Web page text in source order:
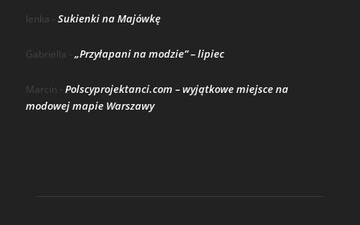
lenka - Sukienki na Majówkę
Gabriella - „Przyłapani na modzie” – lipiec
Marcin - Polscyprojektanci.com – wyjątkowe miejsce na
modowej mapie Warszawy